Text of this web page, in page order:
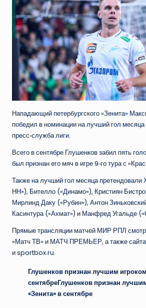
Нападающий петербургского «Зенита»
победил в номинации на лучший гол
пресс‑служба лиги.
Всего в сентябре Глушенков забил пять
был признан его мяч в игре 9‑го тура с
Также на лучший гол месяца
НН»), Бителло («Динамо»), Кристиян
Мирлинд Даку («Рубин»), Антон
Касинтура («Ахмат») и Манфред Угальде
Прямые трансляции матчей МИР РПЛ
«Матч ТВ» и МАТЧ ПРЕМЬЕР, а также
и sportbox.ru.
Глушенков признан лучшим
сентябреГлушенков признан
«Зенита» в сентябре